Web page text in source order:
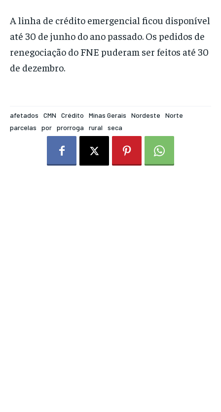
A linha de crédito emergencial ficou disponível
até 30 de junho do ano passado. Os pedidos de
renegociação do FNE puderam ser feitos até 30
de dezembro.
afetados CMN Crédito Minas Gerais Nordeste
Norte
parcelas
por prorroga rural seca